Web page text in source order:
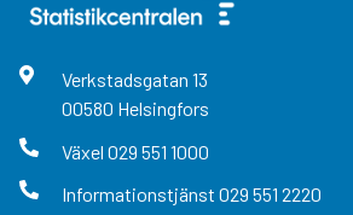
Verkstadsgatan 13
00580 Helsingfors
Växel 029 551 1000
Informationstjänst 029 551 2220